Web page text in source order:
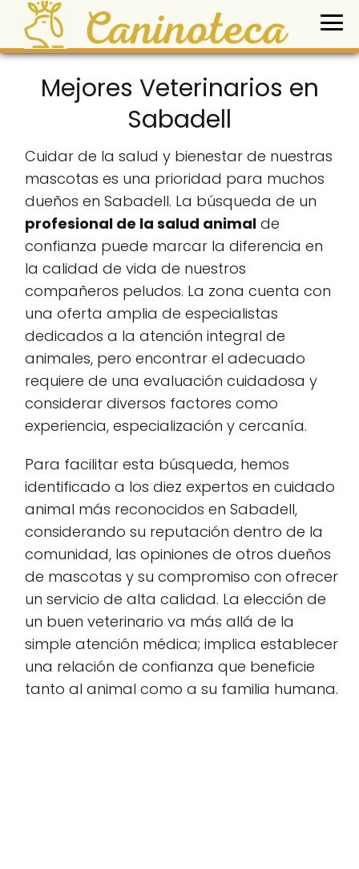
Mejores Veterinarios en
Sabadell
Cuidar de la salud y bienestar de nuestras
mascotas es una prioridad para muchos
dueños en Sabadell. La búsqueda de un
profesional de la salud animal de
confianza puede marcar la diferencia en
la calidad de vida de nuestros
compañeros peludos. La zona cuenta con
una oferta amplia de especialistas
dedicados a la atención integral de
animales, pero encontrar el adecuado
requiere de una evaluación cuidadosa y
considerar diversos factores como
experiencia, especialización y cercanía.
Para facilitar esta búsqueda, hemos
identificado a los diez expertos en cuidado
animal más reconocidos en Sabadell,
considerando su reputación dentro de la
comunidad, las opiniones de otros dueños
de mascotas y su compromiso con ofrecer
un servicio de alta calidad. La elección de
un buen veterinario va más allá de la
simple atención médica; implica establecer
una relación de confianza que beneficie
tanto al animal como a su familia humana.